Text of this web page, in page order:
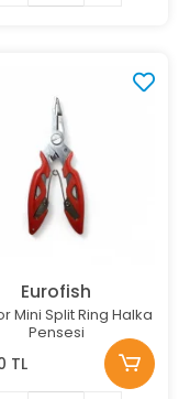
Eurofish
Mini Split Ring Halka
Pensesi
TL